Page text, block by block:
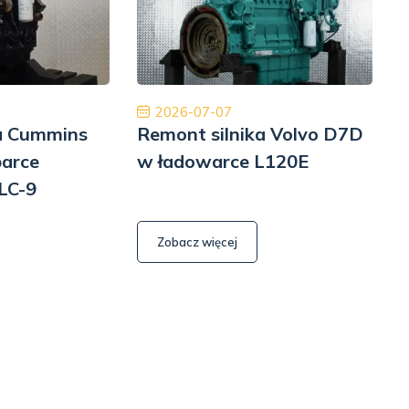
szybko i profesjonalnie.
William L Park
Cummins
9
2026-07-07
Remont silnika Volvo D7D
w ładowarce L120E
Zobacz więcej